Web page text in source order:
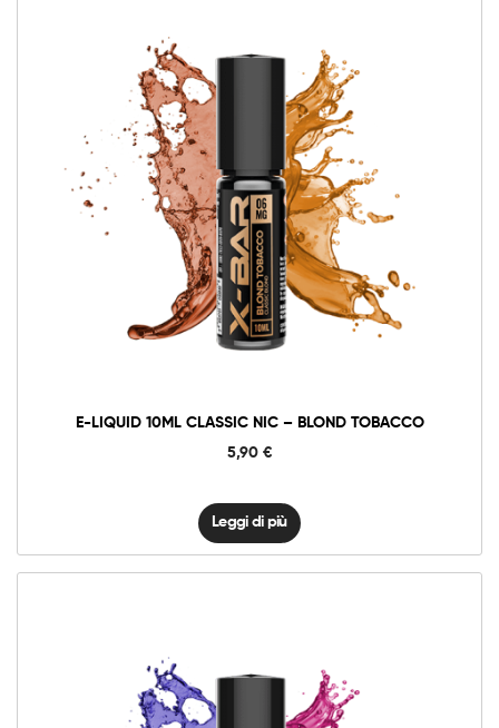
E-LIQUID 10ML CLASSIC NIC – BLOND TOBACCO
5,90 €
Leggi di più